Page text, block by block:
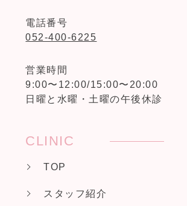
電話番号
052-400-6225
営業時間
9:00〜12:00/15:00〜20:00
日曜と水曜・土曜の午後休診
CLINIC
TOP
スタッフ紹介